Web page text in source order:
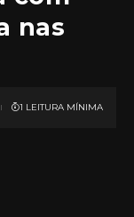
nas
1 LEITURA MÍNIMA